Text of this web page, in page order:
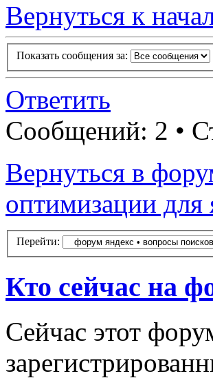
Вернуться к
Показать сообщения за:
Ответить
Сообщений: 2 •
Вернуться в
оптимизации для
Перейти:
Кто сейчас на
Сейчас этот